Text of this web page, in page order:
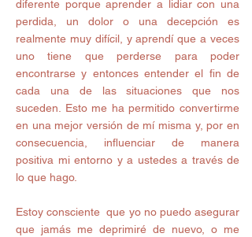
diferente porque aprender a lidiar con una
perdida, un dolor o una decepción es
realmente muy difícil, y aprendí que a veces
uno tiene que perderse para poder
encontrarse y entonces entender el fin de
cada una de las situaciones que nos
suceden. Esto me ha permitido convertirme
en una mejor versión de mí misma y, por en
consecuencia, influenciar de manera
positiva mi entorno y a ustedes a través de
lo que hago.
Estoy consciente  que yo no puedo asegurar
que jamás me deprimiré de nuevo, o me